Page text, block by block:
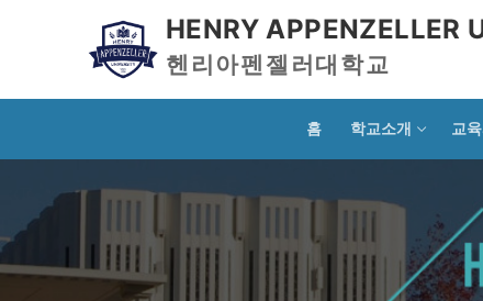
HENRY APPENZELLER
헨리아펜젤러대학교
홈 학교소개 교